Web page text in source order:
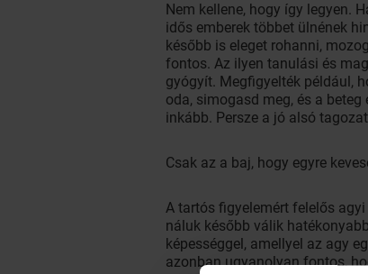
Nem kellene, hogy így legyen.
idős emberek többet ülnének
később is eleget rohanni,
fontos. Az ilyen tanulási és
gyógyít. Megfigyelték például,
oda, simogasd meg, és a
inkább. Persze a jó alsó
Csak az a baj, hogy egyre
A tartós figyelemért felelős
náluk később válik
képességgel, amellyel az agy
azonban ugyanolyan fontos,